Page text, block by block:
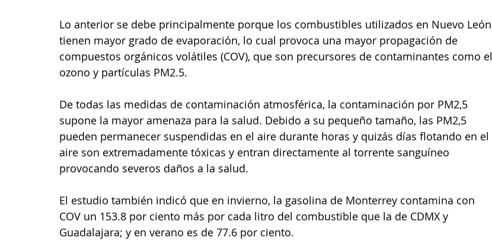
Lo anterior se debe principalmente porque los combustibles utilizados en Nuevo León
tienen mayor grado de evaporación, lo cual provoca una mayor propagación de
compuestos orgánicos volátiles (COV), que son precursores de contaminantes como el
ozono y partículas PM2.5.
De todas las medidas de contaminación atmosférica, la contaminación por PM2,5
supone la mayor amenaza para la salud. Debido a su pequeño tamaño, las PM2,5
pueden permanecer suspendidas en el aire durante horas y quizás días flotando en el
aire son extremadamente tóxicas y entran directamente al torrente sanguíneo
provocando severos daños a la salud.
El estudio también indicó que en invierno, la gasolina de Monterrey contamina con
COV un 153.8 por ciento más por cada litro del combustible que la de CDMX y
Guadalajara; y en verano es de 77.6 por ciento.